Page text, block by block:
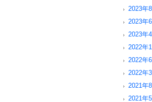
2023年
2023年
2023年
2022年
2022年
2022年
2021年
2021年